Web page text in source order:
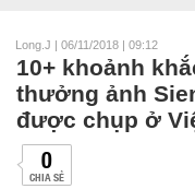
Long.J | 06/11/2018 | 09:12
10+ khoảnh
thưởng ảnh
được chụp ở
0
CHIA SẺ